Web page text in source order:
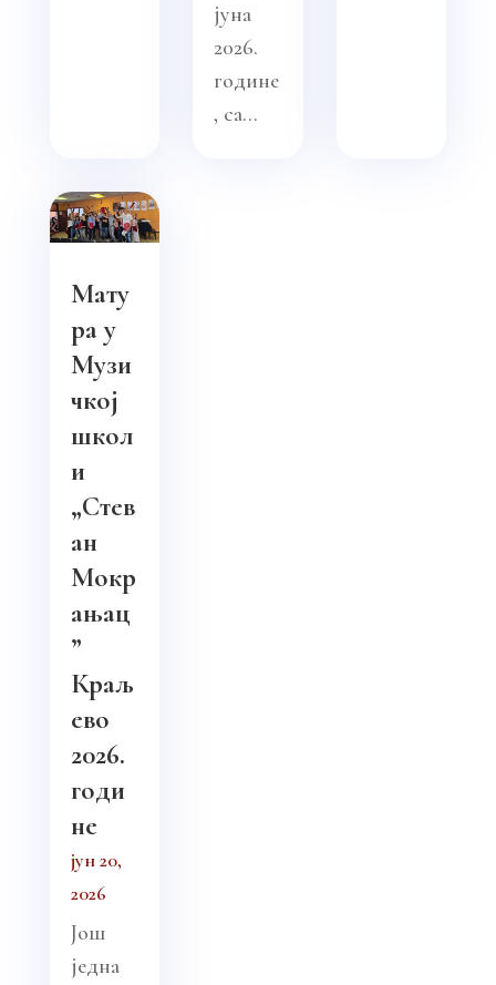
јуна
2026.
године
, са...
Мату
ра у
Музи
чкој
школ
и
„Стев
ан
Мокр
ањац
”
Краљ
ево
2026.
годи
не
јун 20,
2026
Још
једна